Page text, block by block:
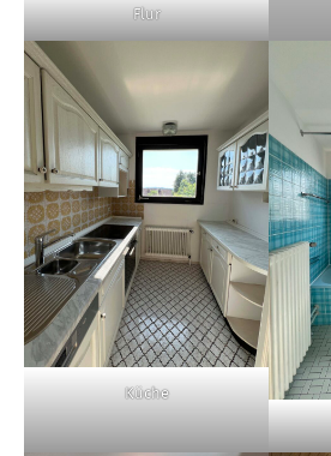
Flur
Küche